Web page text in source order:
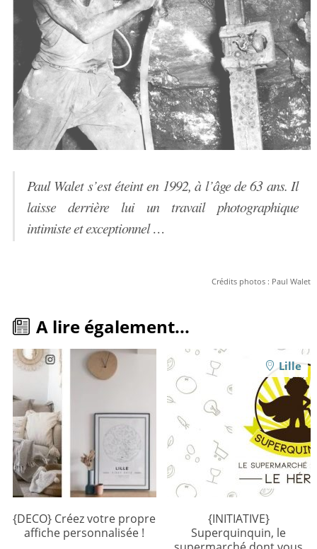
Paul Walet s’est éteint en 1992, à l’âge de 63 ans. Il
laisse derrière lui un travail photographique
intimiste et exceptionnel …
Crédits photos : Paul Walet
A lire également...
{DECO} Créez votre propre
affiche personnalisée !
{INITIATIVE}
Superquinquin, le
Lille